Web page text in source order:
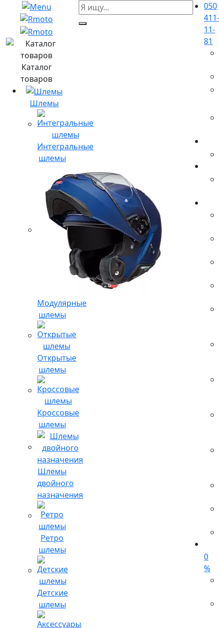
Каталог
товаров
Шлемы
Интегральные
шлемы
Модулярные
шлемы
Открытые
шлемы
Кроссовые
шлемы
Шлемы
двойного
назначения
Ретро
шлемы
Детские
шлемы
050
11-
81
0
%